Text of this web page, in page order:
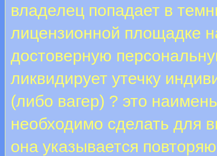
владелец попадает в
лицензионной площадке
достоверную
ликвидирует утечку
(либо вагер) ? это
необходимо сделать для
она указывается